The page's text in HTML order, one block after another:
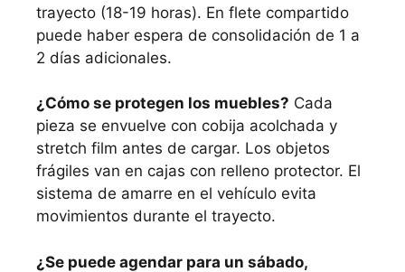
trayecto (18-19 horas). En flete compartido
puede haber espera de consolidación de 1 a
2 días adicionales.
¿Cómo se protegen los muebles? Cada
pieza se envuelve con cobija acolchada y
stretch film antes de cargar. Los objetos
frágiles van en cajas con relleno protector. El
sistema de amarre en el vehículo evita
movimientos durante el trayecto.
¿Se puede agendar para un sábado,